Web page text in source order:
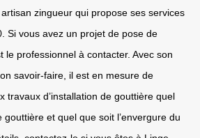
zingueur qui propose ses services
Si vous avez un projet de pose de
le professionnel à contacter. Avec son
savoir-faire, il est en mesure de
travaux d’installation de gouttière quel
et quel que soit l’envergure du